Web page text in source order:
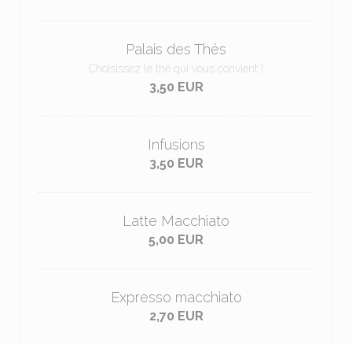
Palais des Thés
Choisissez le thé qui vous convient !
3,50 EUR
Infusions
3,50 EUR
Latte Macchiato
5,00 EUR
Expresso macchiato
2,70 EUR